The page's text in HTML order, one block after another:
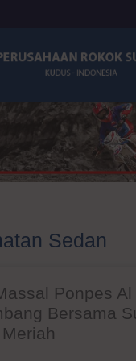
Sedan
Ponpes
Bersama